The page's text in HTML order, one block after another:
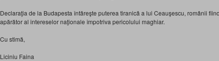
Declaraţia de la Budapesta întăreşte puterea tiranică a lui Ceauşescu, românii
apărător al intereselor naţionale împotriva pericolului maghiar.
Cu stimă,
Liciniu Faina